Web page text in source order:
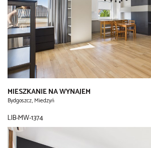
MIESZKANIE NA WYNAJEM
Bydgoszcz, Miedzyń
LIB-MW-1374